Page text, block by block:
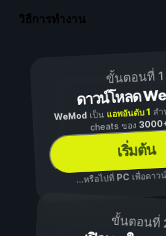
วิธีการทำงาน
ขั้นตอนที่ 1
ดาวน์โหลด
WeModเป็น แอพอันดับ 1 ส
cheats ของ
เริ่มต้น
...หรือไปที่ PCเพื่อดาว
ขั้นตอนที่